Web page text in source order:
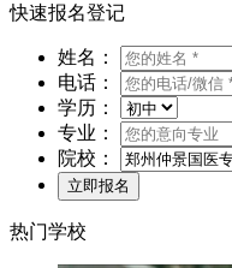
快速报名登记
姓名：
电话：
学历：
专业：
院校：
热门学校